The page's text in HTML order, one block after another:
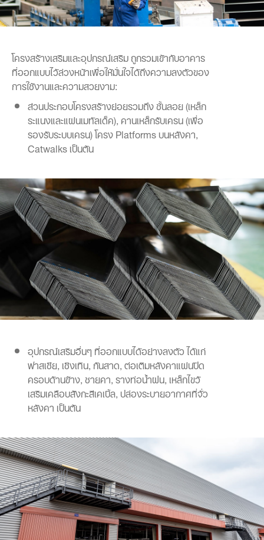
โครงสร้างเสริมและอุปกรณ์เสริม ถูกรวมเข้ากับอาคาร
ที่ออกแบบไว้ล่วงหน้าเพื่อให้มั่นใจได้ถึงความลงตัวของ
การใช้งานและความสวยงาม:
ส่วนประกอบโครงสร้างย่อยรวมถึง ชั้นลอย (เหล็ก
ระแนงและแผ่นเมทัลเด็ค), คานเหล็กรับเครน (เพื่อ
รองรับระบบเครน) โครง Platforms บนหลังคา,
Catwalks เป็นต้น
อุปกรณ์เสริมอื่นๆ ที่ออกแบบได้อย่างลงตัว ได้แก่
ฟาสเซีย, เชิงเทิน, กันสาด, ต่อเติมหลังคาแผ่นปิด
ครอบด้านข้าง, ชายคา, รางท่อน้ำฝน, เหล็กไขว้
เสริมเคลือบสังกะสีเคเบิ้ล, ปล่องระบายอากาศที่จั่ว
หลังคา เป็นต้น